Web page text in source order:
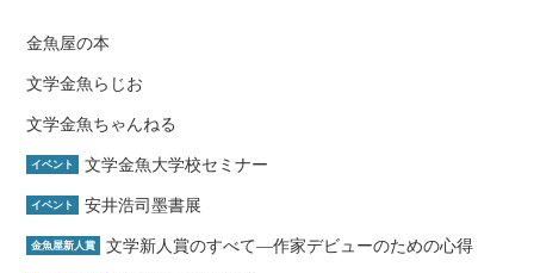
金魚屋の本
文学金魚らじお
文学金魚ちゃんねる
イベント 文学金魚大学校セミナー
イベント 安井浩司墨書展
金魚屋新人賞 文学新人賞のすべて―作家デビューのための心得